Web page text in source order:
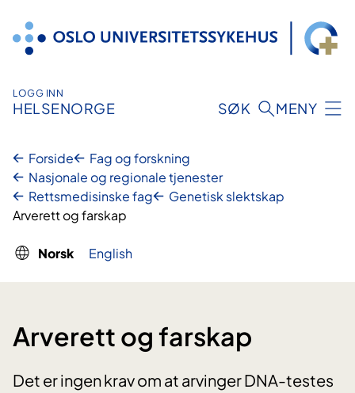
innhold
LOGG INN
HELSENORGE SØK MENY
Forside
Fag og forskning
Nasjonale og regionale tjenester
Rettsmedisinske fag
Genetisk slektskap
Arverett og farskap
Norsk English
Arverett og farskap
Det er ingen krav om at arvinger DNA-testes